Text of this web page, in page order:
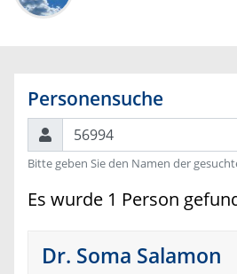
Personensuche
Suchen
Bitte geben Sie den Namen der
Es wurde 1 Person
Dr. Soma Salamon